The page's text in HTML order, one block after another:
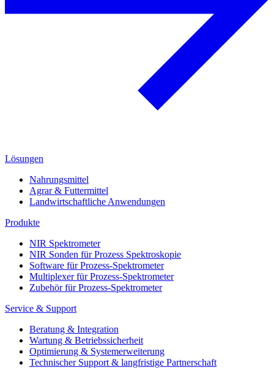
Lösungen
Nahrungsmittel
Agrar & Futtermittel
Landwirtschaftliche Anwendungen
Produkte
NIR Spektrometer
NIR Sonden für Prozess Spektroskopie
Software für Prozess-Spektrometer
Multiplexer für Prozess-Spektrometer
Zubehör für Prozess-Spektrometer
Service & Support
Beratung & Integration
Wartung & Betriebssicherheit
Optimierung & Systemerweiterung
Technischer Support & langfristige Partnerschaft